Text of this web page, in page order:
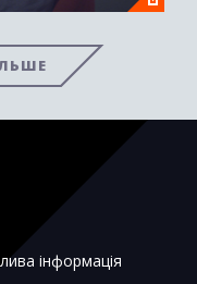
інформація